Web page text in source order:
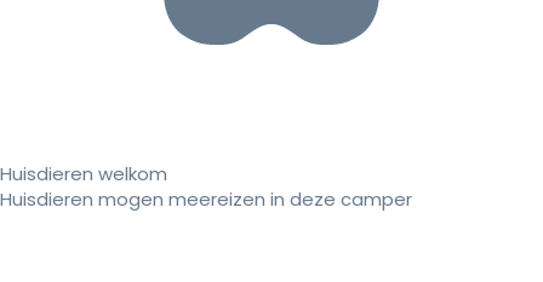
Huisdieren welkom
Huisdieren mogen meereizen in deze camper